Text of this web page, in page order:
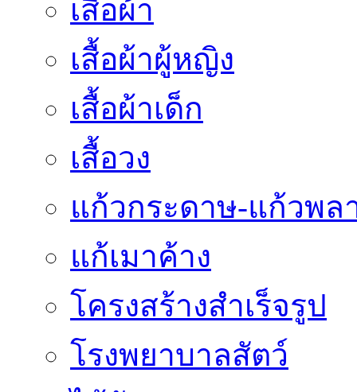
เสื้อผ้า
เสื้อผ้าผู้หญิง
เสื้อผ้าเด็ก
เสื้อวง
แก้วกระดาษ-แก้วพล
แก้เมาค้าง
โครงสร้างสำเร็จรูป
โรงพยาบาลสัตว์